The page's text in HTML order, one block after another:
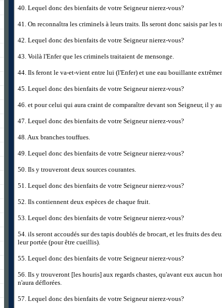
40. Lequel donc des bienfaits de votre Seigneur nierez-vous?
41. On reconnaîtra les criminels à leurs traits. Ils seront donc saisis par les
42. Lequel donc des bienfaits de votre Seigneur nierez-vous?
43. Voilà l'Enfer que les criminels traitaient de mensonge.
44. Ils feront le va-et-vient entre lui (l'Enfer) et une eau bouillante
45. Lequel donc des bienfaits de votre Seigneur nierez-vous?
46. et pour celui qui aura craint de comparaître devant son Seigneur, il y
47. Lequel donc des bienfaits de votre Seigneur nierez-vous?
48. Aux branches touffues.
49. Lequel donc des bienfaits de votre Seigneur nierez-vous?
50. Ils y trouveront deux sources courantes.
51. Lequel donc des bienfaits de votre Seigneur nierez-vous?
52. Ils contiennent deux espèces de chaque fruit.
53. Lequel donc des bienfaits de votre Seigneur nierez-vous?
54. ils seront accoudés sur des tapis doublés de brocart, et les fruits des
leur portée (pour être cueillis).
55. Lequel donc des bienfaits de votre Seigneur nierez-vous?
56. Ils y trouveront [les houris] aux regards chastes, qu'avant eux aucun
n'aura déflorées.
57. Lequel donc des bienfaits de votre Seigneur nierez-vous?